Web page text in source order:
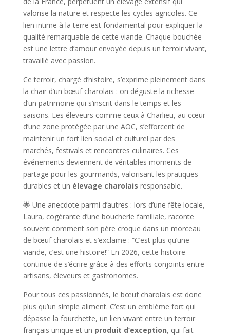
valorise la nature et respecte les cycles agricoles. Ce
lien intime à la terre est fondamental pour expliquer la
qualité remarquable de cette viande. Chaque bouchée
est une lettre d’amour envoyée depuis un terroir vivant,
travaillé avec passion.
Ce terroir, chargé d’histoire, s’exprime pleinement dans
la chair d’un bœuf charolais : on déguste la richesse
d’un patrimoine qui s’inscrit dans le temps et les
saisons. Les éleveurs comme ceux à Charlieu, au cœur
d’une zone protégée par une AOC, s’efforcent de
maintenir un fort lien social et culturel par des
marchés, festivals et rencontres culinaires. Ces
événements deviennent de véritables moments de
partage pour les gourmands, valorisant les pratiques
durables et un élevage charolais responsable.
🌟 Une anecdote parmi d’autres : lors d’une fête locale,
Laura, cogérante d’une boucherie familiale, raconte
souvent comment son père croque dans un morceau
de bœuf charolais et s’exclame : “C’est plus qu’une
viande, c’est une histoire!” En 2026, cette histoire
continue de s’écrire grâce à des efforts conjoints entre
artisans, éleveurs et gastronomes.
Pour tous ces passionnés, le bœuf charolais est donc
plus qu’un simple aliment. C’est un emblème fort qui
dépasse la fourchette, un lien vivant entre un terroir
français unique et un produit d’exception, qui fait